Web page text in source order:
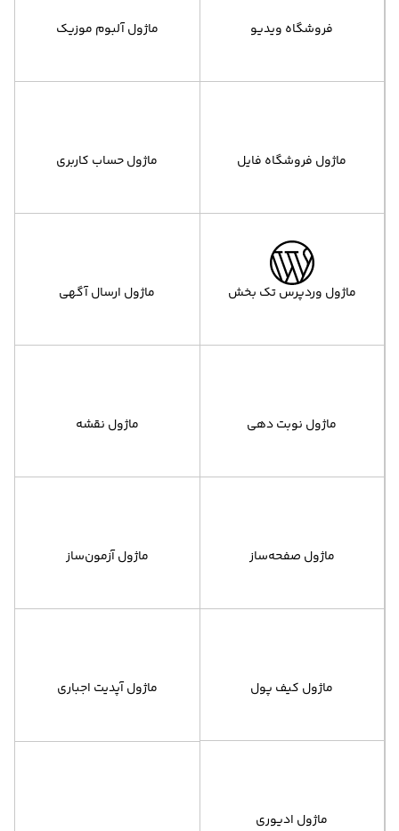
فروشگاه ویدیو ماژول آلبوم موزیک
ماژول فروشگاه فایل ماژول حساب کاربری
ماژول وردپرس تک بخش ماژول ارسال آگهی
ماژول نوبت دهی ماژول نقشه
ماژول صفحه‌ساز ماژول آزمون‌ساز
ماژول کیف پول ماژول آپدیت اجباری
ماژول ادیوری